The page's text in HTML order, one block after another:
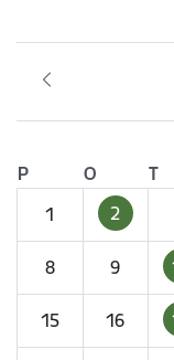
P O T
1
2
8 9
15 16